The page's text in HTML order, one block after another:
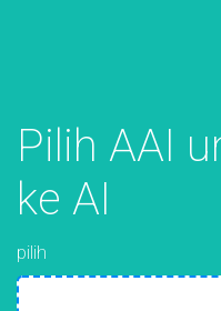
Pilih AAI
ke AI
pilih